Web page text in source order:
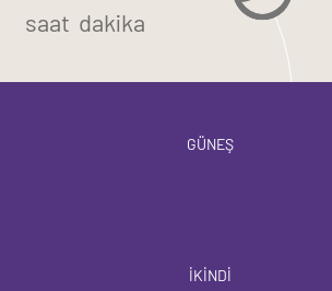
saat dakika
GÜNEŞ
İKİNDİ